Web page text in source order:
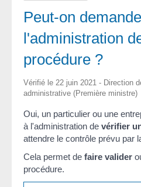
Peut-on
l'administration
procédure ?
Vérifié le 22 juin 2021 - Direction
administrative (Première ministre)
Oui, un particulier ou une
à l'administration de vérifier
attendre le contrôle prévu par
Cela permet de faire valider
procédure.